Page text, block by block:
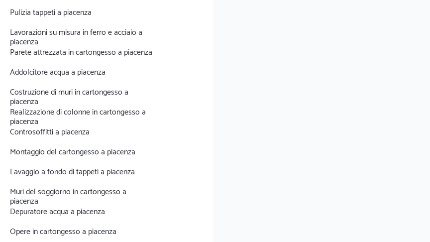
Pulizia tappeti a piacenza
Lavorazioni su misura in ferro e acciaio a
piacenza
Parete attrezzata in cartongesso a piacenza
Addolcitore acqua a piacenza
Costruzione di muri in cartongesso a
piacenza
Realizzazione di colonne in cartongesso a
piacenza
Controsoffitti a piacenza
Montaggio del cartongesso a piacenza
Lavaggio a fondo di tappeti a piacenza
Muri del soggiorno in cartongesso a
piacenza
Depuratore acqua a piacenza
Opere in cartongesso a piacenza